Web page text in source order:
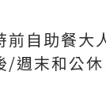
前自助餐大
/週末和公